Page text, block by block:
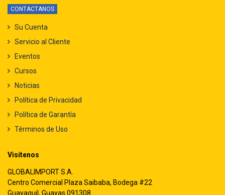
CONTACTANOS
Su Cuenta
Servicio al Cliente
Eventos
Cursos
Noticias
Política de Privacidad
Política de Garantía
Términos de Uso
Visítenos
GLOBALIMPORT S.A.
Centro Comercial Plaza Saibaba, Bodega #22
Guayaquil, Guayas 091308